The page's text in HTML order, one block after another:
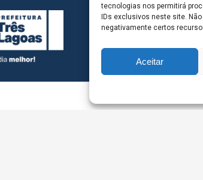
tecnologias nos permitirá
IDs exclusivos neste site.
negativamente certos
Aceitar